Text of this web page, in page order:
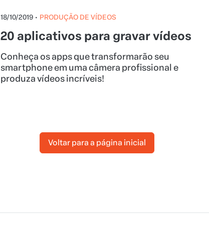
18/10/2019 • PRODUÇÃO DE VÍDEOS
20 aplicativos para gravar vídeos
Conheça os apps que transformarão seu
smartphone em uma câmera profissional e
produza vídeos incríveis!
Voltar para a página inicial